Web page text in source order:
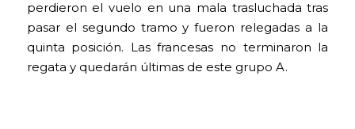
perdieron el vuelo en una mala trasluchada tras
pasar el segundo tramo y fueron relegadas a la
quinta posición. Las francesas no terminaron la
regata y quedarán últimas de este grupo A.